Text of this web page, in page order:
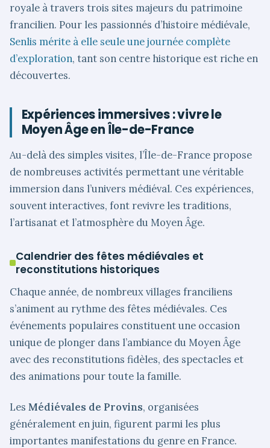
royale à travers trois sites majeurs du patrimoine
francilien. Pour les passionnés d’histoire médiévale,
Senlis mérite à elle seule une journée complète
d’exploration, tant son centre historique est riche en
découvertes.
Expériences immersives : vivre le
Moyen Âge en Île-de-France
Au-delà des simples visites, l’Île-de-France propose
de nombreuses activités permettant une véritable
immersion dans l’univers médiéval. Ces expériences,
souvent interactives, font revivre les traditions,
l’artisanat et l’atmosphère du Moyen Âge.
Calendrier des fêtes médiévales et
reconstitutions historiques
Chaque année, de nombreux villages franciliens
s’animent au rythme des fêtes médiévales. Ces
événements populaires constituent une occasion
unique de plonger dans l’ambiance du Moyen Âge
avec des reconstitutions fidèles, des spectacles et
des animations pour toute la famille.
Les Médiévales de Provins, organisées
généralement en juin, figurent parmi les plus
importantes manifestations du genre en France.